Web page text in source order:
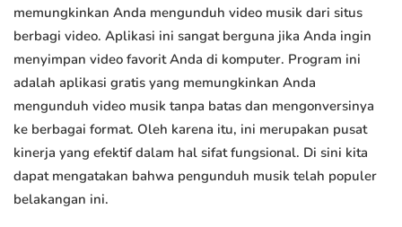
memungkinkan Anda mengunduh video musik dari situs
berbagi video. Aplikasi ini sangat berguna jika Anda ingin
menyimpan video favorit Anda di komputer. Program ini
adalah aplikasi gratis yang memungkinkan Anda
mengunduh video musik tanpa batas dan mengonversinya
ke berbagai format. Oleh karena itu, ini merupakan pusat
kinerja yang efektif dalam hal sifat fungsional. Di sini kita
dapat mengatakan bahwa pengunduh musik telah populer
belakangan ini.